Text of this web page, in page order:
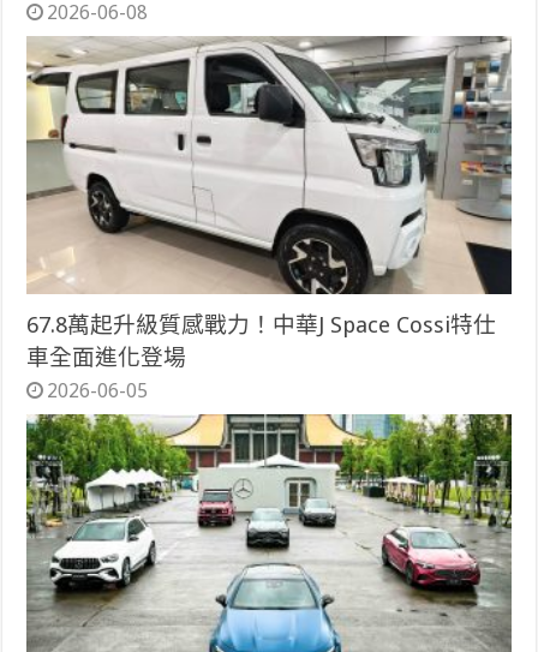
2026-06-08
67.8萬起升級質感戰力！中華J Space Cossi特仕
車全面進化登場
2026-06-05